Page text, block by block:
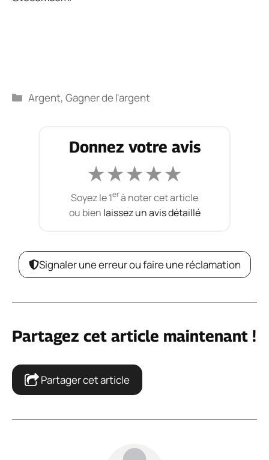
Catégories
Argent,Gagner de l'argent
Donnez votre avis
★★★★★
Soyez le 1erà noter cet article
ou bien laissez un avis détaillé
Signaler une erreur ou faire une réclamation
Partagez cet article maintenant !
Partager cet article